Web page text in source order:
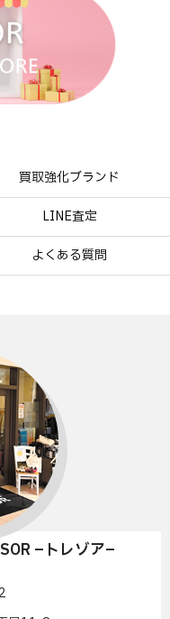
買取強化ブランド
LINE査定
よくある質問
–トレゾア–